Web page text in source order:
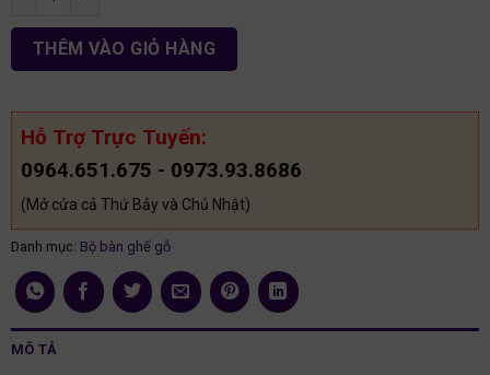
THÊM VÀO GIỎ HÀNG
Hỗ Trợ Trực Tuyến:
0964.651.675 - 0973.93.8686
(Mở cửa cả Thứ Bảy và Chủ Nhật)
Danh mục: Bộ bàn ghế gỗ
MÔ TẢ